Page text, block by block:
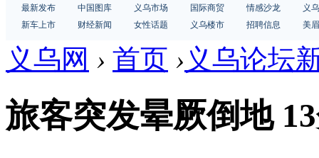
最新发布 中国图库 义乌市场 国际商贸 情感沙龙
义
新车上市
财经新闻 女性话题 义乌楼市 招聘信息 美
义乌网 › 首页 › 义乌论坛
旅客突发晕厥倒地